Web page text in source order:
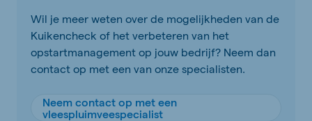
Wil je meer weten over de mogelijkheden van de
Kuikencheck of het verbeteren van het
opstartmanagement op jouw bedrijf? Neem dan
contact op met een van onze specialisten.
Neem contact op met een
vleespluimveespecialist